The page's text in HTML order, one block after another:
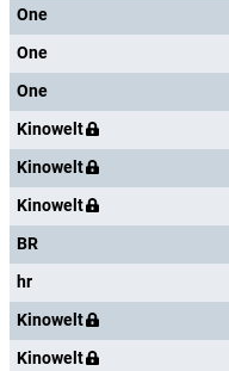
One
One
One
Kinowelt
Kinowelt
Kinowelt
BR
hr
Kinowelt
Kinowelt